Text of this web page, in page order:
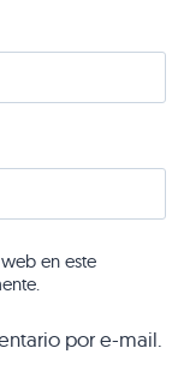
en este
por e-mail.